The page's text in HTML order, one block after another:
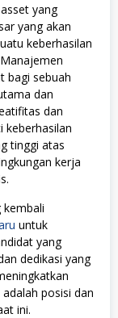
yang
yang akan
keberhasilan
bagi sebuah
dan
dan
keberhasilan
tinggi atas
kerja
kembali
untuk
yang
dedikasi yang
posisi dan
ini.